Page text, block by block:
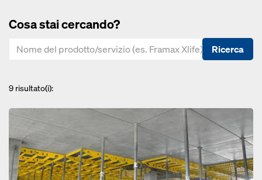
Cosa stai cercando?
Ricerca
9 risultato(i):